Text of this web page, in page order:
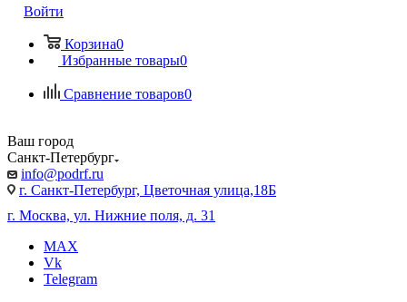
Войти
Корзина0
Избранные товары0
Сравнение товаров0
Ваш город
Санкт-Петербург
info@podrf.ru
г. Санкт-Петербург, Цветочная улица,18Б
г. Москва, ул. Нижние поля, д. 31
MAX
Vk
Telegram